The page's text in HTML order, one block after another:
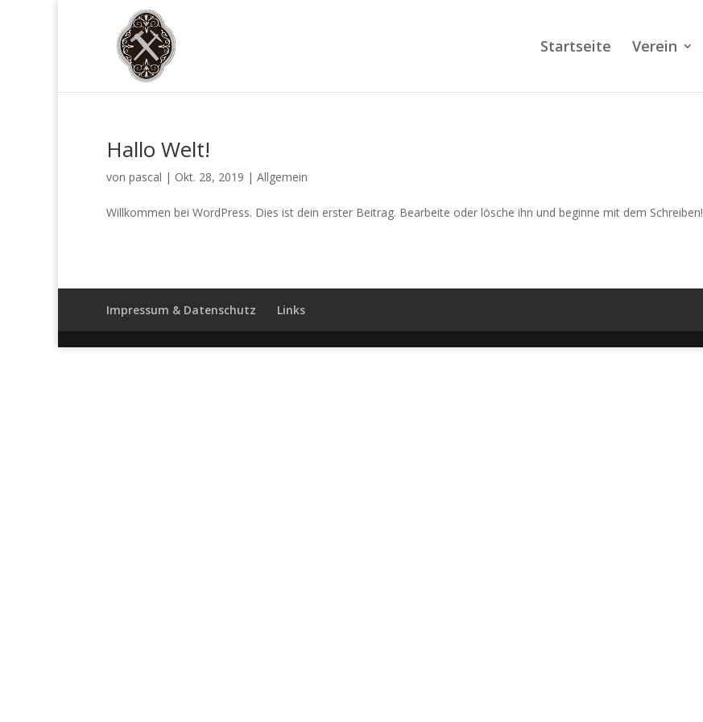
Startseite Verein
Hallo Welt!
von pascal | Okt. 28, 2019 | Allgemein
Willkommen bei WordPress. Dies ist dein erster Beitrag. Bearbeite oder lösche ihn und beginne mit dem Schreiben!
Impressum & Datenschutz Links